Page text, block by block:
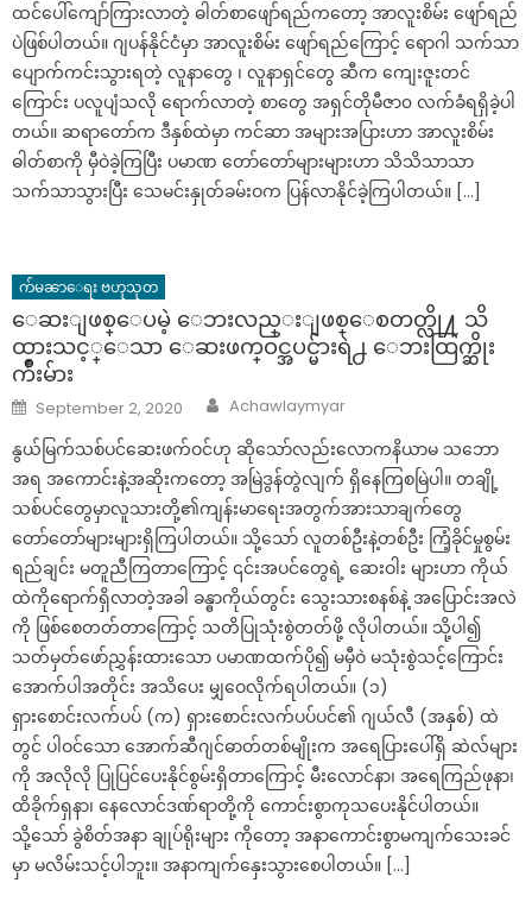
ထင်ပေါ်ကျော်ကြားလာတဲ့ ဓါတ်စာဖျော်ရည်ကတော့ အာလူးစိမ်း ဖျော်ရည်
ပဲဖြစ်ပါတယ်။ ဂျပန်နိုင်ငံမှာ အာလူးစိမ်း ဖျော်ရည်ကြောင့် ရောဂါ သက်သာ
ပျောက်ကင်းသွားရတဲ့ လူနာတွေ ၊ လူနာရှင်တွေ ဆီက ကျေးဇူးတင်
ကြောင်း ပလူပျံသလို ရောက်လာတဲ့ စာတွေ အရှင်တိုမီဇာ၀ လက်ခံရရှိခဲ့ပါ
တယ်။ ဆရာတော်က ဒီနှစ်ထဲမှာ ကင်ဆာ အများအပြားဟာ အာလူးစိမ်း
ဓါတ်စာကို မှီဝဲခဲ့ကြပြီး ပမာဏ တော်တော်များများဟာ သိသိသာသာ
သက်သာသွားပြီး သေမင်းနှုတ်ခမ်းဝက ပြန်လာနိုင်ခဲ့ကြပါတယ်။ […]
က်မၼာေရး ဗဟုသုတ
ေဆးျဖစ္ေပမဲ့ ေဘးလည္းျဖစ္ေစတတ္လို႔ သိ
ထားသင့္ေသာ ေဆးဖက္ဝင္အပင္မ်ားရဲ႕ ေဘးထြက္ဆိုး
က်ိဳးမ်ား
Posted
on
September 2, 2020 Author
Achawlaymyar
နွယ်မြက်သစ်ပင်ဆေးဖက်ဝင်ဟု ဆိုသော်လည်းလောကနိယာမ သဘော
အရ အကောင်းနဲ့အဆိုးကတော့ အမြဲဒွန်တွဲလျက် ရှိနေကြစမြဲပါ။ တချို့
သစ်ပင်တွေမှာလူသားတို့၏ကျန်းမာရေးအတွက်အားသာချက်တွေ
တော်တော်များများရှိကြပါတယ်။ သို့သော် လူတစ်ဦးနဲ့တစ်ဦး ကြံ့ခိုင်မှုစွမ်း
ရည်ချင်း မတူညီကြတာကြောင့် ၎င်းအပင်တွေရဲ့ ဆေးဝါး များဟာ ကိုယ်
ထဲကိုရောက်ရှိလာတဲ့အခါ ခန္ဓာကိုယ်တွင်း သွေးသားစနစ်နဲ့ အပြောင်းအလဲ
ကို ဖြစ်စေတတ်တာကြောင့် သတိပြုသုံးစွဲတတ်ဖို့ လိုပါတယ်။ သို့ပါ၍
သတ်မှတ်ဖော်ညွှန်းထားသော ပမာဏထက်ပို၍ မမှီဝဲ မသုံးစွဲသင့်ကြောင်း
အောက်ပါအတိုင်း အသိပေး မျှဝေလိုက်ရပါတယ်။ (၁)
ရှားစောင်းလက်ပပ် (က) ရှားစောင်းလက်ပပ်ပင်၏ ဂျယ်လီ (အနှစ်) ထဲ
တွင် ပါဝင်သော အောက်ဆီဂျင်ဓာတ်တစ်မျိုးက အရေပြားပေါ်ရှိ ဆဲလ်များ
ကို အလိုလို ပြုပြင်ပေးနိုင်စွမ်းရှိတာကြောင့် မီးလောင်နာ၊ အရေကြည်ဖုနာ၊
ထိခိုက်ရှနာ၊ နေလောင်ဒဏ်ရာတို့ကို ကောင်းစွာကုသပေးနိုင်ပါတယ်။
သို့သော် ခွဲစိတ်အနာ ချုပ်ရိုးများ ကိုတော့ အနာကောင်းစွာမကျက်သေးခင်
မှာ မလိမ်းသင့်ပါဘူး။ အနာကျက်နှေးသွားစေပါတယ်။ […]